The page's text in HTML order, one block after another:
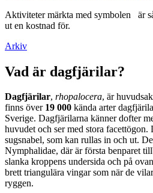
Aktiviteter märkta med symbolen
är
ut en kostnad för.
Arkiv
Vad är dagfjärilar?
Dagfjärilar, rhopalocera, är
finns över 19 000 kända arter
Sverige. Dagfjärilarna känner dofter
huvudet och ser med stora facettögon.
sugsnabel, som kan rullas in och ut.
Nymphalidae, där är första benparet
slanka kroppens undersida och på
brett triangulära vingar som när de
ryggen.